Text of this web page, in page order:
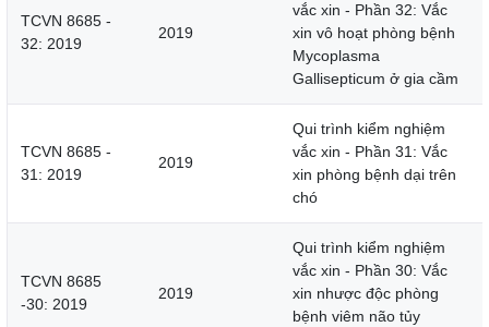
TCVN 8685 -
32: 2019
2019
vắc xin - Phần 32: Vắc
xin vô hoạt phòng bệnh
Mycoplasma
Gallisepticum ở gia cầm
TCVN 8685 -
31: 2019
2019
Qui trình kiểm nghiệm
vắc xin - Phần 31: Vắc
xin phòng bệnh dại trên
chó
TCVN 8685
-30: 2019
2019
Qui trình kiểm nghiệm
vắc xin - Phần 30: Vắc
xin nhược độc phòng
bệnh viêm não tủy